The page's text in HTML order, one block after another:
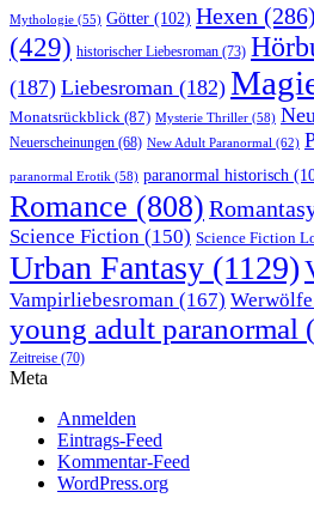
Mythologie (55) Götter (102) Hexen (286)
(429) historischer Liebesroman (73)
(187) Liebesroman (182)
Monatsrückblick (87) Mysterie Thriller (58)
Neuerscheinungen (68) New Adult Paranormal (62)
paranormal Erotik (58) paranormal historisch
Romance (808)
Science Fiction (150) Science Fiction
Urban Fantasy (1129)
Vampirliebesroman (167) Werwölfe
young adult paranormal
Zeitreise (70)
Meta
Anmelden
Eintrags-Feed
Kommentar-Feed
WordPress.org